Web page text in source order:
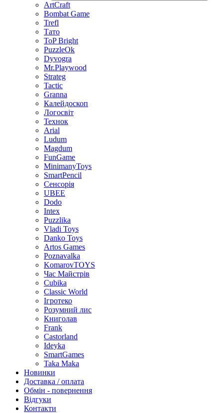
ArtCraft
Bombat Game
Trefl
Тато
ToP Bright
PuzzleOk
Dyvogra
Mr.Playwood
Strateg
Tactic
Granna
Калейдоскоп
Логосвіт
Технок
Arial
Ludum
Magdum
FunGame
MinimanyToys
SmartPencil
Сенсорія
UBEE
Dodo
Intex
Puzzlika
Vladi Toys
Danko Toys
Artos Games
Poznavalka
KomarovTOYS
Час Майстрів
Cubika
Classic World
Ігротеко
Розумний лис
Книголав
Frank
Castorland
Ideyka
SmartGames
Taka Maka
Новинки
Доставка / оплата
Обмін - повернення
Відгуки
Контакти